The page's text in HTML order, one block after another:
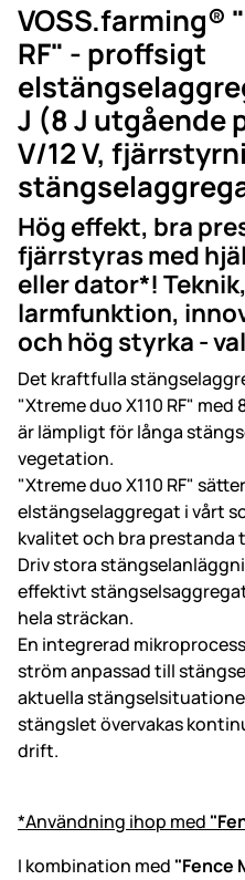
VOSS.farming®
RF" - proffsigt
J (8 J utgående
V/12 V,
Hög effekt, bra
fjärrstyras med
eller dator*!
larmfunktion,
och hög styrka -
Det kraftfulla
"Xtreme duo X110 RF"
är lämpligt för långa
vegetation.
"Xtreme duo X110 RF"
elstängselaggregat i vårt
kvalitet och bra prestanda
Driv stora
effektivt
hela sträckan.
En integrerad
ström anpassad till
aktuella
stängslet övervakas
drift.
*Användning ihop med
I kombination med "Fence